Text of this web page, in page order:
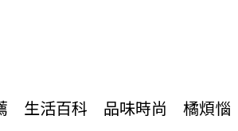
生活百科 品味時尚 橘煩惱